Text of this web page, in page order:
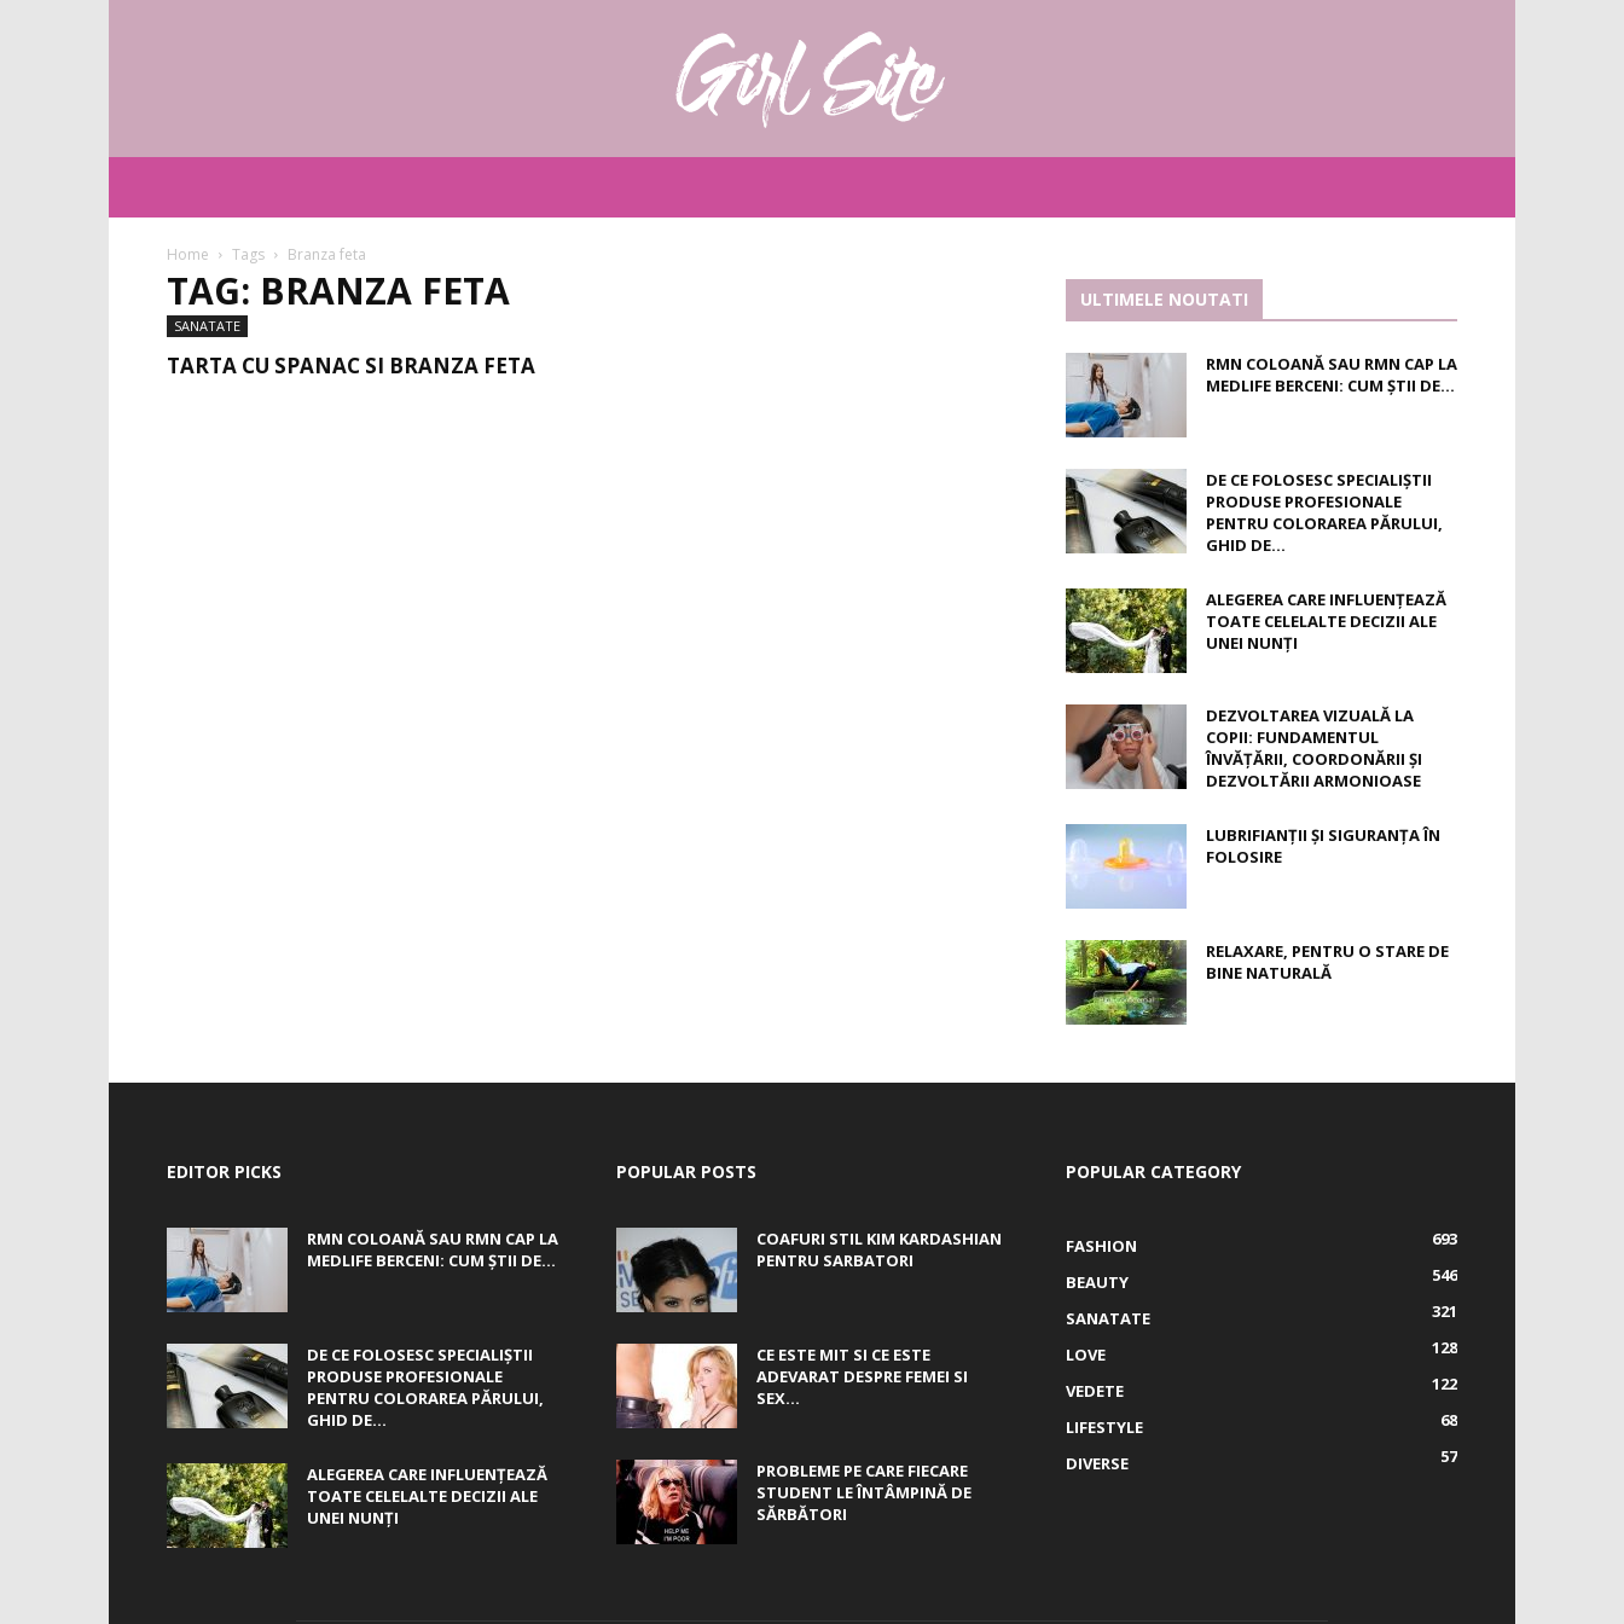
Home Tags Branza feta
TAG: BRANZA FETA
SANATATE
TARTA CU SPANAC SI BRANZA FETA
ULTIMELE NOUTATI
RMN COLOANĂ SAU RMN CAP LA
MEDLIFE BERCENI: CUM ȘTII DE...
DE CE FOLOSESC SPECIALIȘTII
PRODUSE PROFESIONALE
PENTRU COLORAREA PĂRULUI,
GHID DE...
ALEGEREA CARE INFLUENȚEAZĂ
TOATE CELELALTE DECIZII ALE
UNEI NUNȚI
DEZVOLTAREA VIZUALĂ LA
COPII: FUNDAMENTUL
ÎNVĂȚĂRII, COORDONĂRII ȘI
DEZVOLTĂRII ARMONIOASE
LUBRIFIANȚII ȘI SIGURANȚA ÎN
FOLOSIRE
RELAXARE, PENTRU O STARE DE
BINE NATURALĂ
EDITOR PICKS
RMN COLOANĂ SAU RMN CAP LA
MEDLIFE BERCENI: CUM ȘTII DE...
DE CE FOLOSESC SPECIALIȘTII
PRODUSE PROFESIONALE
PENTRU COLORAREA PĂRULUI,
GHID DE...
ALEGEREA CARE INFLUENȚEAZĂ
TOATE CELELALTE DECIZII ALE
UNEI NUNȚI
POPULAR POSTS
COAFURI STIL KIM KARDASHIAN
PENTRU SARBATORI
CE ESTE MIT SI CE ESTE
ADEVARAT DESPRE FEMEI SI
SEX...
PROBLEME PE CARE FIECARE
STUDENT LE ÎNTÂMPINĂ DE
SĂRBĂTORI
POPULAR CATEGORY
FASHION
693
BEAUTY
546
SANATATE
321
LOVE
128
VEDETE
122
LIFESTYLE
68
DIVERSE
57